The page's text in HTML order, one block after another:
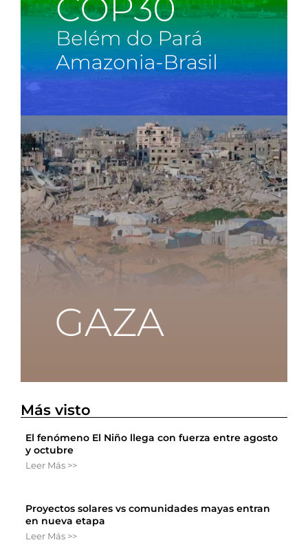
Más visto
El fenómeno El Niño llega con fuerza entre agosto
y octubre
Leer Más >>
Proyectos solares vs comunidades mayas entran
en nueva etapa
Leer Más >>